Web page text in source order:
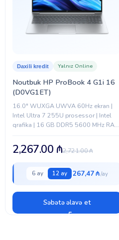
Noutbuk HP ProBook 4 G1i 16
(D0VG1ET)
Daxili kredit Yalnız Online
16.0" WUXGA UWVA 60Hz ekran |
Intel Ultra 7 255U prosessor | Intel
qrafika | 16 GB DDR5 5600 MHz RAM
2,721.00₼
2,267.00 ₼
6 ay 12 ay 267,47 ₼
Səbətə əlavə et